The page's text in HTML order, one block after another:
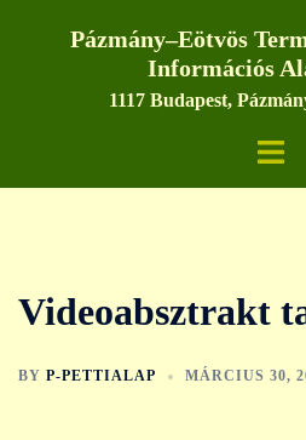
Pázmány–Eötvös
Információs
1117 Budapest,
Toggle
Videoabsztrakt
BY P-PETTIALAP MÁRCIUS 30,